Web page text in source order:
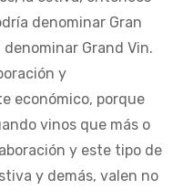
denominar Gran
Grand Vin.
y
económico, porque
vinos que más o
y este tipo de
y demás, valen no